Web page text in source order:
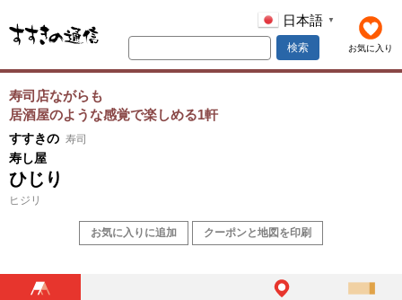
お気に入り
日本語 ▼
検索
寿司店ながらも
居酒屋のような感覚で楽しめる1軒
すすきの 寿司
寿し屋
ひじり
ヒジリ
お気に入りに追加 クーポンと地図を印刷